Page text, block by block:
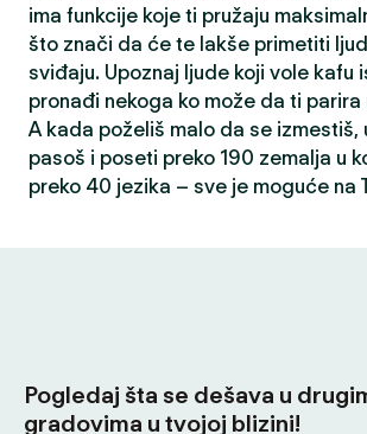
ima funkcije koje ti pružaju
što znači da će te lakše primetiti
sviđaju. Upoznaj ljude koji vole kafu
pronađi nekoga ko može da ti parira
A kada poželiš malo da se izmestiš,
pasoš i poseti preko 190 zemalja u
preko 40 jezika – sve je moguće na
Pogledaj šta se dešava u
gradovima u tvojoj blizini!